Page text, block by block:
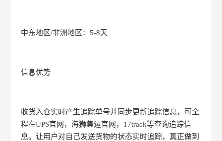
中东地区/非洲地区：5-8天
信息优势
收货入仓实时产生追踪单号并同步更新追踪信息，可全
程在UPS官网，海狮集运官网，17track等查询追踪信
息。让用户对自己发送货物的状态实时追踪，真正做到